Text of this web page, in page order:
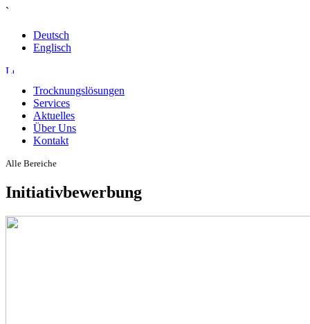
`
Deutsch
Englisch
Trocknungslösungen
Services
Aktuelles
Über Uns
Kontakt
Alle Bereiche
Initiativbewerbung